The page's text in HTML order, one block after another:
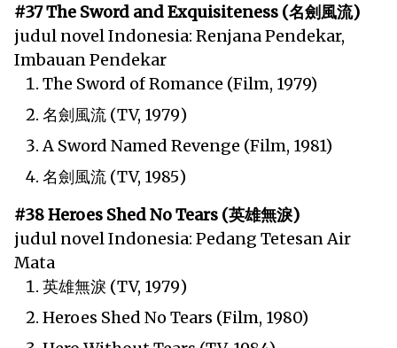
#37 The Sword and Exquisiteness (名劍風流)
judul novel Indonesia: Renjana Pendekar,
Imbauan Pendekar
The Sword of Romance (Film, 1979)
名劍風流 (TV, 1979)
A Sword Named Revenge (Film, 1981)
名劍風流 (TV, 1985)
#38 Heroes Shed No Tears (英雄無淚)
judul novel Indonesia: Pedang Tetesan Air
Mata
英雄無淚 (TV, 1979)
Heroes Shed No Tears (Film, 1980)